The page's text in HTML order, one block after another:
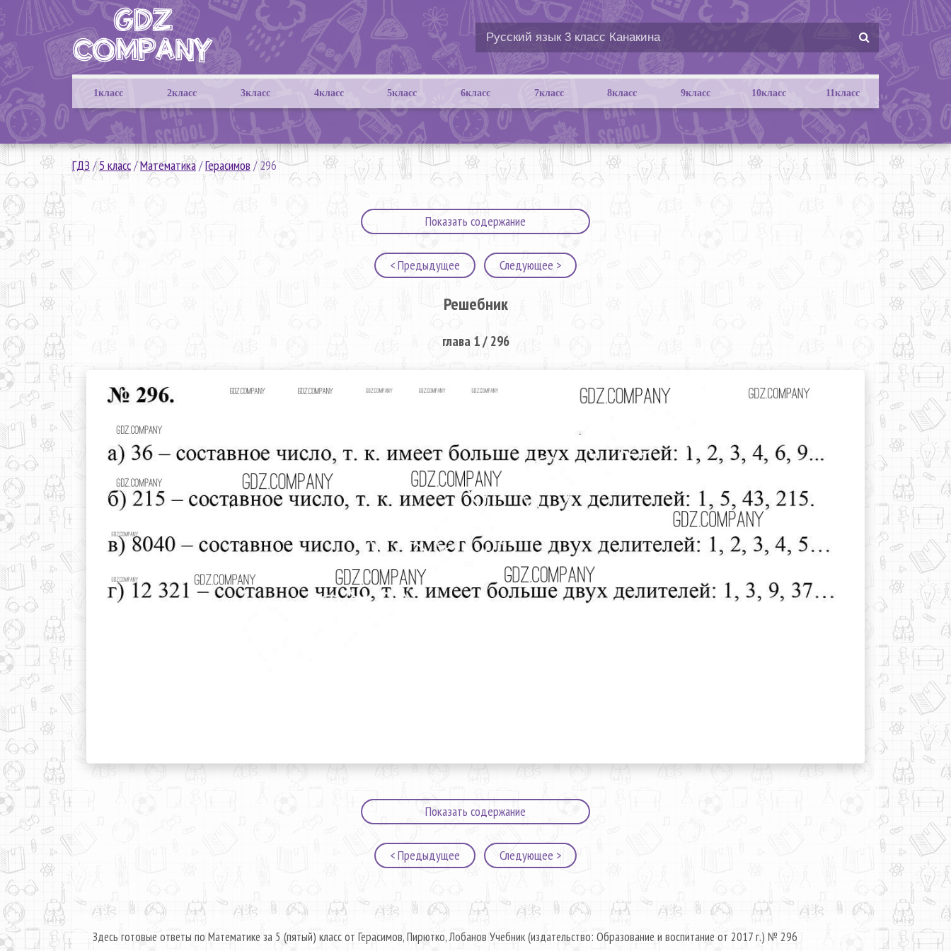
1класс 2класс 3класс 4класс 5класс 6класс 7класс 8класс 9класс 10класс 11класс
ГДЗ /5 класс/Математика/Герасимов /296
Показать содержание
< Предыдущее Следующее >
Решебник
глава 1 / 296
Показать содержание
< Предыдущее Следующее >
Здесь готовые ответы по Математике за 5 (пятый) класс от Герасимов, Пирютко, Лобанов Учебник (издательство: Образование и воспитание от 2017 г.) № 296